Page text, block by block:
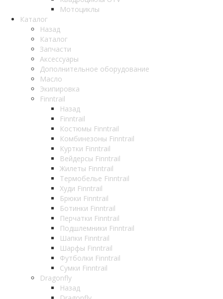
Мотоциклы
Каталог
Назад
Каталог
Запчасти
Аксессуары
Дополнительное оборудование
Масло
Экипировка
Finntrail
Назад
Finntrail
Костюмы Finntrail
Комбинезоны Finntrail
Куртки Finntrail
Вейдерсы Finntrail
Жилеты Finntrail
Термобелье Finntrail
Худи Finntrail
Брюки Finntrail
Ботинки Finntrail
Перчатки Finntrail
Подшлемники Finntrail
Шапки Finntrail
Шарфы Finntrail
Футболки Finntrail
Сумки Finntrail
Dragonfly
Назад